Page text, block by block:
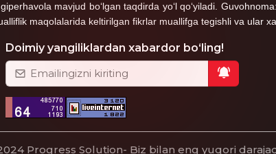
mavjud bo‘lgan taqdirda yo‘l qo‘yiladi.
maqolalarida keltirilgan fikrlar muallifga tegishli va ular
Doimiy yangiliklardan xabardor bo‘ling!
Progress Solution- Biz bilan eng yuqori